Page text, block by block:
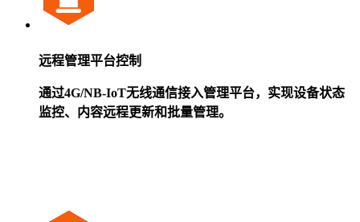
远程管理平台控制
通过4G/NB-IoT无线通信接入管理平台，实现设备状态
监控、内容远程更新和批量管理。